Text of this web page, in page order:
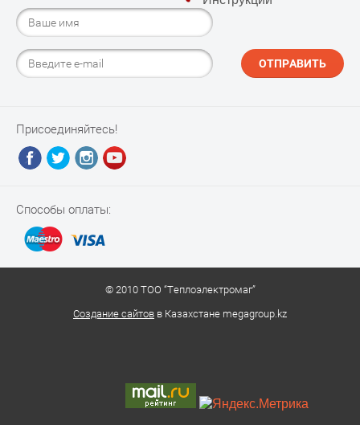
ОТПРАВИТЬ
Присоединяйтесь!
Способы оплаты:
© 2010 ТОО “Теплоэлектромаг”
Создание сайтов в Казахстане megagroup.kz